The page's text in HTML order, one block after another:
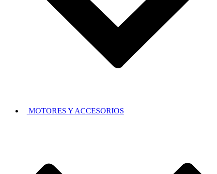
MOTORES Y ACCESORIOS